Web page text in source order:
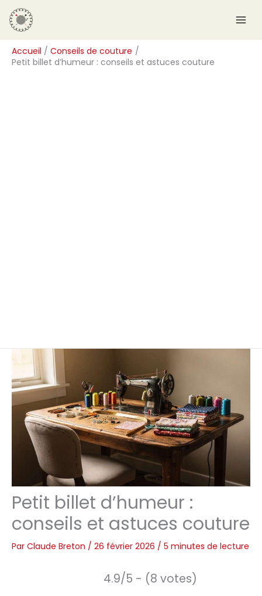
Aller
au
contenu
Accueil
Conseils de couture
Petit billet d’humeur : conseils et astuces couture
Petit billet d’humeur :
conseils et astuces couture
Par Claude Breton / 26 février 2026 / 5 minutes de lecture
4.9/5 - (8 votes)
R
e
c
h